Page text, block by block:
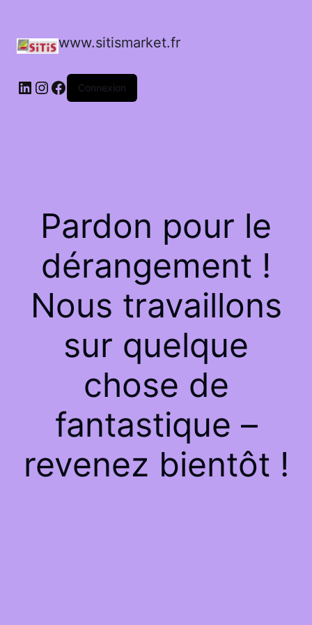
www.sitismarket.fr
LinkedIn
Instagram
Facebook
Connexion
Pardon pour le
dérangement !
Nous travaillons
sur quelque
chose de
fantastique –
revenez bientôt !